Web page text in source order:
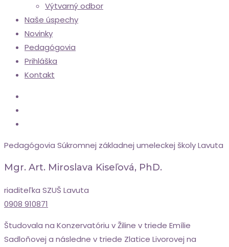
Výtvarný odbor
Naše úspechy
Novinky
Pedagógovia
Prihláška
Kontakt
Pedagógovia Súkromnej základnej umeleckej školy Lavuta
Mgr. Art. Miroslava Kiseľová, PhD.
riaditeľka SZUŠ Lavuta
0908 910871
Študovala na Konzervatóriu v Žiline v triede Emílie
Sadloňovej a následne v triede Zlatice Livorovej na